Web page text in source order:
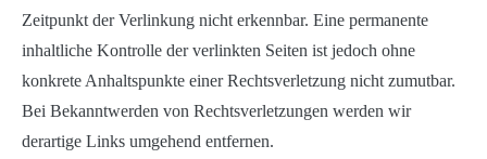
Zeitpunkt der Verlinkung nicht erkennbar. Eine permanente
inhaltliche Kontrolle der verlinkten Seiten ist jedoch ohne
konkrete Anhaltspunkte einer Rechtsverletzung nicht zumutbar.
Bei Bekanntwerden von Rechtsverletzungen werden wir
derartige Links umgehend entfernen.